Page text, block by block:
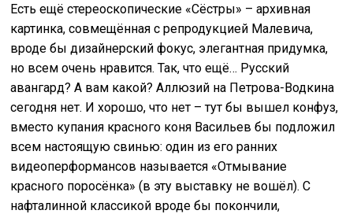
Есть ещё стереоскопические «Сёстры» – архивная
картинка, совмещённая с репродукцией Малевича,
вроде бы дизайнерский фокус, элегантная придумка,
но всем очень нравится. Так, что ещё… Русский
авангард? А вам какой? Аллюзий на Петрова-Водкина
сегодня нет. И хорошо, что нет – тут бы вышел конфуз,
вместо купания красного коня Васильев бы подложил
всем настоящую свинью: один из его ранних
видеоперформансов называется «Отмывание
красного поросёнка» (в эту выставку не вошёл). С
нафталинной классикой вроде бы покончили,